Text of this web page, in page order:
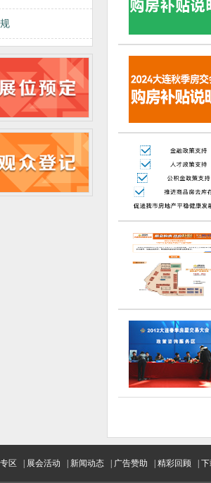
区 展会活动 新闻动态 广告赞助 精彩回顾